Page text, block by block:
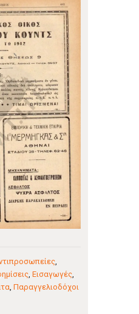
,
, Εισαγωγές,
, Παραγγελιοδόχοι